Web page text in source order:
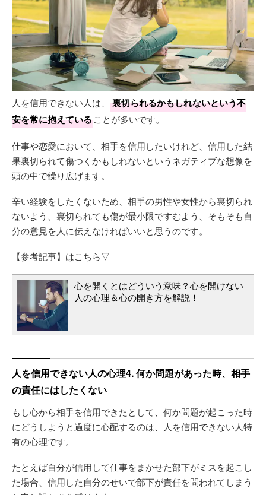
人を信用できない人は、
裏切られるかもしれないという不
安を常に抱えていることが多いです。
仕事や恋愛において、相手を信用したいけれど、信用した結
果裏切られて傷つくかもしれないというネガティブな想像を
頭の中で繰り広げます。
辛い経験をしたくないため、相手の男性や女性から裏切られ
ないよう、裏切られても傷が最小限ですむよう、そもそも自
分の意見を人に伝えなければいいと思うのです。
【参考記事】はこちら▽
心を開くとはどういう意味？心を開けない
人の心理＆心の開き方を解説！
人を信用できない人の心理4. 何か問題があった時、相手
の責任にはしたくない
もし心から相手を信用できたとして、何か問題が起こった時
にどうしようと過度に心配するのは、人を信用できない人特
有の心理です。
たとえば自分が信用して仕事をまかせた部下がミスを起こし
た場合、信用した自分のせいで部下が責任を問われてしまう